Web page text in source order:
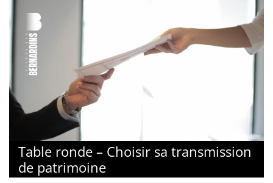
© Collège des Bernardins
Table ronde – Choisir sa transmission
de patrimoine